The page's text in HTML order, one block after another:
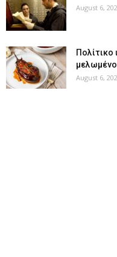
August 6,
Πολίτικο
μελωμένο
August 6,